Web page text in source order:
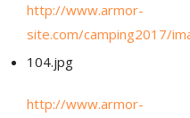
http://www.armor-
site.com/camping2017/
104.jpg
http://www.armor-